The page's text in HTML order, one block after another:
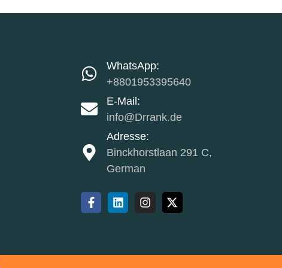
WhatsApp:
+8801953395640
E-Mail:
info@Drrank.de
Adresse:
Binckhorstlaan 291 C,
German